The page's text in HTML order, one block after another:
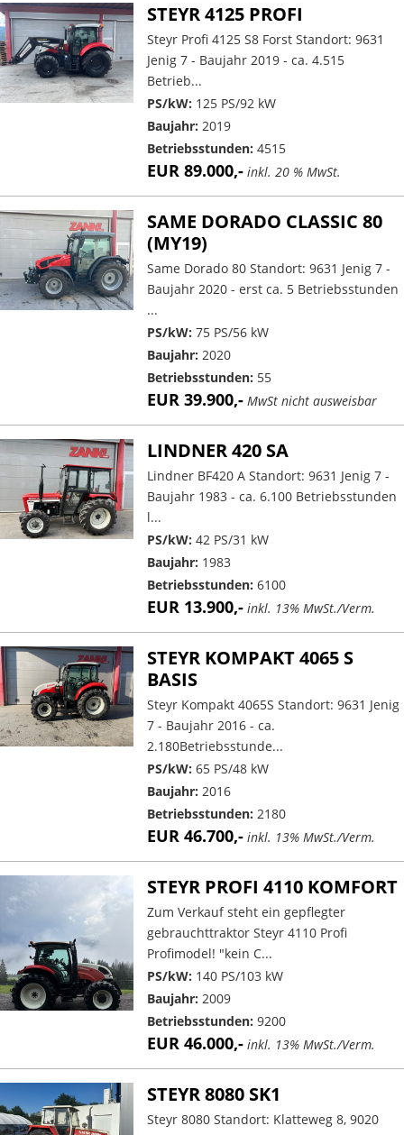
STEYR 4125 PROFI
Steyr Profi 4125 S8 Forst Standort: 9631
Jenig 7 - Baujahr 2019 - ca. 4.515
Betrieb...
PS/kW: 125 PS/92 kW
Baujahr: 2019
Betriebsstunden: 4515
EUR 89.000,- inkl. 20 % MwSt.
SAME DORADO CLASSIC 80
(MY19)
Same Dorado 80 Standort: 9631 Jenig 7 -
Baujahr 2020 - erst ca. 5 Betriebsstunden
...
PS/kW: 75 PS/56 kW
Baujahr: 2020
Betriebsstunden: 55
EUR 39.900,- MwSt nicht ausweisbar
LINDNER 420 SA
Lindner BF420 A Standort: 9631 Jenig 7 -
Baujahr 1983 - ca. 6.100 Betriebsstunden
l...
PS/kW: 42 PS/31 kW
Baujahr: 1983
Betriebsstunden: 6100
EUR 13.900,- inkl. 13% MwSt./Verm.
STEYR KOMPAKT 4065 S
BASIS
Steyr Kompakt 4065S Standort: 9631 Jenig
7 - Baujahr 2016 - ca.
2.180Betriebsstunde...
PS/kW: 65 PS/48 kW
Baujahr: 2016
Betriebsstunden: 2180
EUR 46.700,- inkl. 13% MwSt./Verm.
STEYR PROFI 4110 KOMFORT
Zum Verkauf steht ein gepflegter
gebrauchttraktor Steyr 4110 Profi
Profimodel! "kein C...
PS/kW: 140 PS/103 kW
Baujahr: 2009
Betriebsstunden: 9200
EUR 46.000,- inkl. 13% MwSt./Verm.
STEYR 8080 SK1
Steyr 8080 Standort: Klatteweg 8, 9020